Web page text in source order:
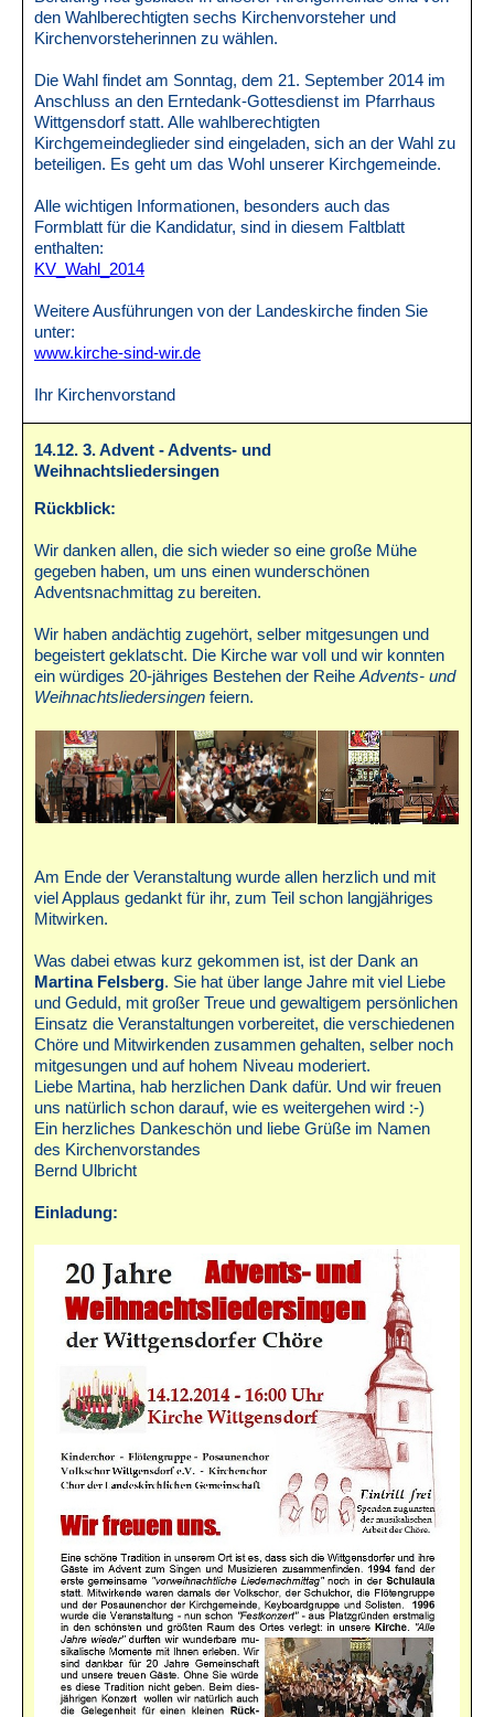
den Wahlberechtigten sechs Kirchenvorsteher und
Kirchenvorsteherinnen zu wählen.
Die Wahl findet am Sonntag, dem 21. September 2014 im
Anschluss an den Erntedank-Gottesdienst im Pfarrhaus
Wittgensdorf statt. Alle wahlberechtigten
Kirchgemeindeglieder sind eingeladen, sich an der Wahl zu
beteiligen. Es geht um das Wohl unserer Kirchgemeinde.
Alle wichtigen Informationen, besonders auch das
Formblatt für die Kandidatur, sind in diesem Faltblatt
enthalten:
KV_Wahl_2014
Weitere Ausführungen von der Landeskirche finden Sie
unter:
www.kirche-sind-wir.de
Ihr Kirchenvorstand
14.12. 3. Advent - Advents- und
Weihnachtsliedersingen
Rückblick:
Wir danken allen, die sich wieder so eine große Mühe
gegeben haben, um uns einen wunderschönen
Adventsnachmittag zu bereiten.
Wir haben andächtig zugehört, selber mitgesungen und
begeistert geklatscht. Die Kirche war voll und wir konnten
ein würdiges 20-jähriges Bestehen der Reihe Advents- und
Weihnachtsliedersingen feiern.
Am Ende der Veranstaltung wurde allen herzlich und mit
viel Applaus gedankt für ihr, zum Teil schon langjähriges
Mitwirken.
Was dabei etwas kurz gekommen ist, ist der Dank an
Martina Felsberg. Sie hat über lange Jahre mit viel Liebe
und Geduld, mit großer Treue und gewaltigem persönlichen
Einsatz die Veranstaltungen vorbereitet, die verschiedenen
Chöre und Mitwirkenden zusammen gehalten, selber noch
mitgesungen und auf hohem Niveau moderiert.
Liebe Martina, hab herzlichen Dank dafür. Und wir freuen
uns natürlich schon darauf, wie es weitergehen wird :-)
Ein herzliches Dankeschön und liebe Grüße im Namen
des Kirchenvorstandes
Bernd Ulbricht
Einladung: